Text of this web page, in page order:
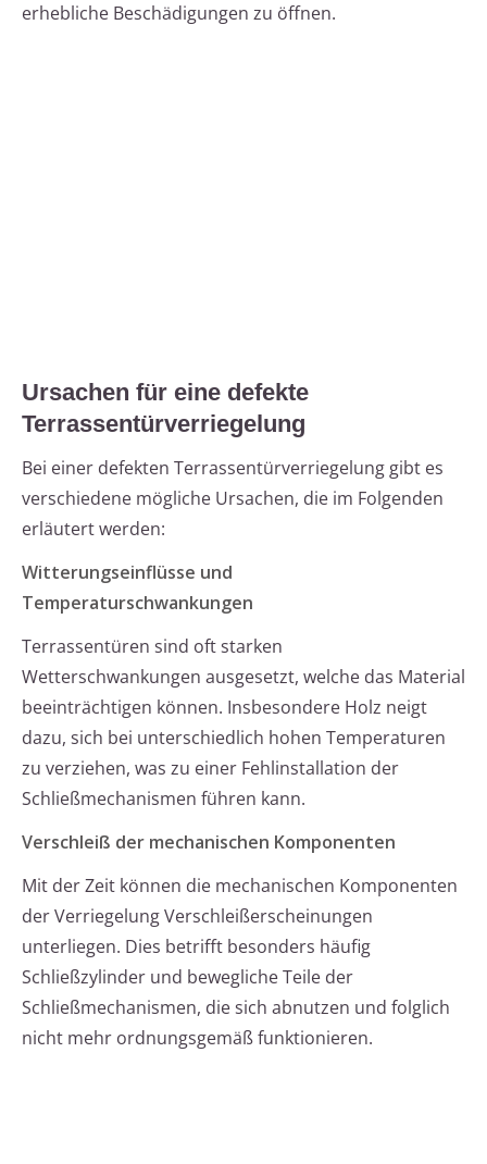
erhebliche Beschädigungen zu öffnen.
Ursachen für eine defekte
Terrassentürverriegelung
Bei einer defekten Terrassentürverriegelung gibt es
verschiedene mögliche Ursachen, die im Folgenden
erläutert werden:
Witterungseinflüsse und
Temperaturschwankungen
Terrassentüren sind oft starken
Wetterschwankungen ausgesetzt, welche das Material
beeinträchtigen können. Insbesondere Holz neigt
dazu, sich bei unterschiedlich hohen Temperaturen
zu verziehen, was zu einer Fehlinstallation der
Schließmechanismen führen kann.
Verschleiß der mechanischen Komponenten
Mit der Zeit können die mechanischen Komponenten
der Verriegelung Verschleißerscheinungen
unterliegen. Dies betrifft besonders häufig
Schließzylinder und bewegliche Teile der
Schließmechanismen, die sich abnutzen und folglich
nicht mehr ordnungsgemäß funktionieren.